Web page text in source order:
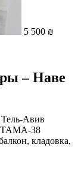
5 500 ₪
– Наве
Авив
ТАМА-38
кладовка,